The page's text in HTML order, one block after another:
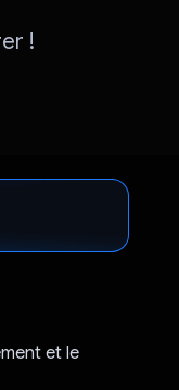
!
et le